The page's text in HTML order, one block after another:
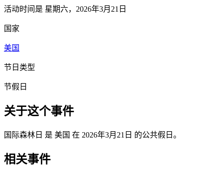
活动时间是 星期六，2026年3月21日
国家
美国
节日类型
节假日
关于这个事件
国际森林日 是 美国 在 2026年3月21日 的公共假日。
相关事件